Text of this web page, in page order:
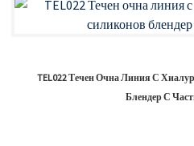
TEL022 Течен Очна Линия С
Блендер С